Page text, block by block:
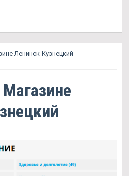
Ленинск-Кузнецкий